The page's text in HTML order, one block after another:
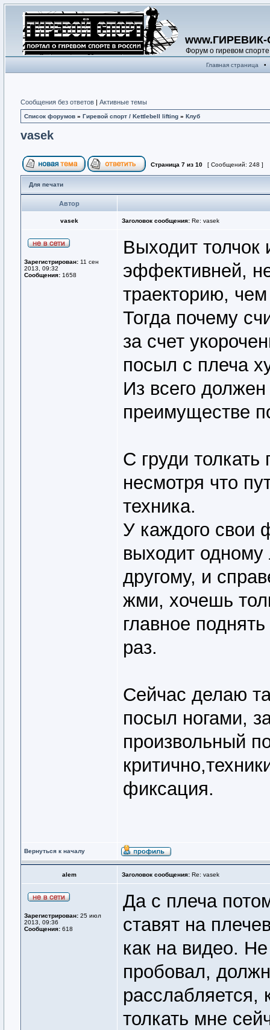
Форум о гиревом спорте
Главная страница •
Сообщения без ответов | Активные темы
Список форумов » Гиревой спорт / Kettlebell lifting » Клуб
vasek
Страница 7 из 10 [ Сообщений: 248 ]
Для печати
Автор
vasek Заголовок сообщения: Re: vasek
Зарегистрирован: 11 сен
2013, 09:32
Сообщения: 1658
Выходит толчок
эффективней,
траекторию,
Тогда почему
за счет
посыл с плеча
Из всего
преимуществе
С груди
несмотря что
техника.
У каждого свои
выходит одному
другому, и
жми, хочешь
главное
раз.
Сейчас делаю
посыл ногами,
произвольный
фиксация.
Вернуться к началу
alem Заголовок сообщения: Re: vasek
Зарегистрирован: 25 июл
2013, 09:36
Сообщения: 618
Да с плеча
ставят на
как на видео.
пробовал,
расслабляется,
толкать мне